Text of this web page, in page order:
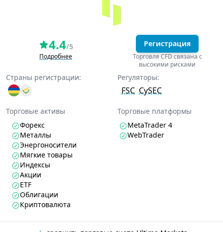
4.4/5
Подробнее
Регистрация
Торговля CFD связана с
высокими рисками
Страны регистрации: Регуляторы:
FSC CySEC
Торговые активы
Форекс
Металлы
Энергоносители
Мягкие товары
Индексы
Акции
ETF
Облигации
Криптовалюта
Торговые платформы
MetaTrader 4
WebTrader